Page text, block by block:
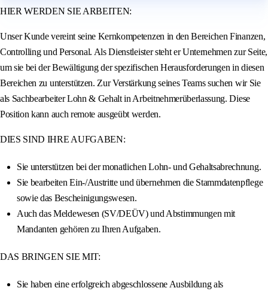
HIER WERDEN SIE ARBEITEN:
Unser Kunde vereint seine Kernkompetenzen in den Bereichen Finanzen,
Controlling und Personal. Als Dienstleister steht er Unternehmen zur Seite,
um sie bei der Bewältigung der spezifischen Herausforderungen in diesen
Bereichen zu unterstützen. Zur Verstärkung seines Teams suchen wir Sie
als Sachbearbeiter Lohn & Gehalt in Arbeitnehmerüberlassung. Diese
Position kann auch remote ausgeübt werden.
DIES SIND IHRE AUFGABEN:
Sie unterstützen bei der monatlichen Lohn- und Gehaltsabrechnung.
Sie bearbeiten Ein-/Austritte und übernehmen die Stammdatenpflege
sowie das Bescheinigungswesen.
Auch das Meldewesen (SV/DEÜV) und Abstimmungen mit
Mandanten gehören zu Ihren Aufgaben.
DAS BRINGEN SIE MIT:
Sie haben eine erfolgreich abgeschlossene Ausbildung als